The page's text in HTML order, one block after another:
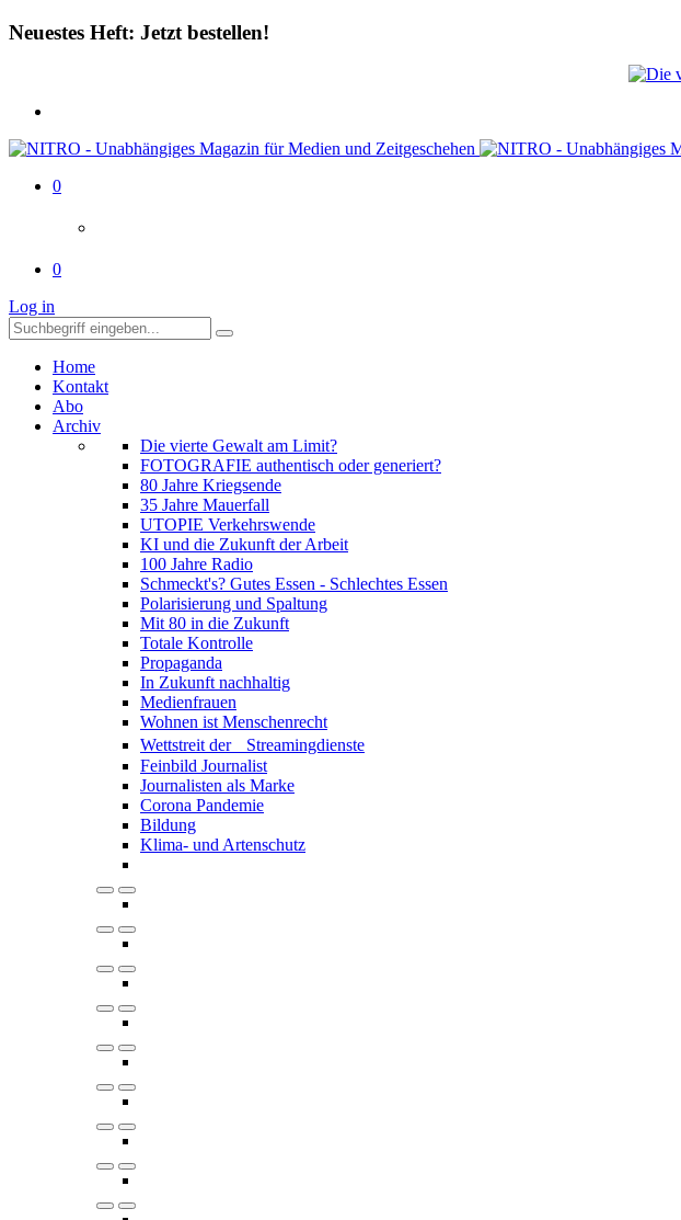
Neuestes Heft: Jetzt bestellen!
0
0
Log in
Home
Kontakt
Abo
Archiv
Die vierte Gewalt am Limit?
FOTOGRAFIE authentisch oder generiert?
80 Jahre Kriegsende
35 Jahre Mauerfall
UTOPIE Verkehrswende
KI und die Zukunft der Arbeit
100 Jahre Radio
Schmeckt's? Gutes Essen - Schlechtes Essen
Polarisierung und Spaltung
Mit 80 in die Zukunft
Totale Kontrolle
Propaganda
In Zukunft nachhaltig
Medienfrauen
Wohnen ist Menschenrecht
Wettstreit der Streamingdienste
Feinbild Journalist
Journalisten als Marke
Corona Pandemie
Bildung
Klima- und Artenschutz